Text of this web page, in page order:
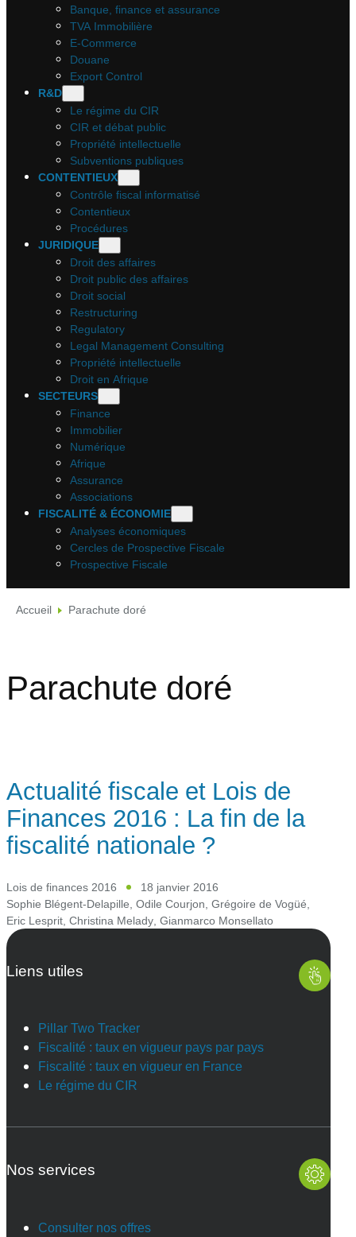
Banque, finance et assurance
TVA Immobilière
E-Commerce
Douane
Export Control
R&D
Le régime du CIR
CIR et débat public
Propriété intellectuelle
Subventions publiques
CONTENTIEUX
Contrôle fiscal informatisé
Contentieux
Procédures
JURIDIQUE
Droit des affaires
Droit public des affaires
Droit social
Restructuring
Regulatory
Legal Management Consulting
Propriété intellectuelle
Droit en Afrique
SECTEURS
Finance
Immobilier
Numérique
Afrique
Assurance
Associations
FISCALITÉ & ÉCONOMIE
Analyses économiques
Cercles de Prospective Fiscale
Prospective Fiscale
Accueil Parachute doré
Parachute doré
Actualité fiscale et Lois de
Finances 2016 : La fin de la
fiscalité nationale ?
Lois de finances 2016
18 janvier 2016
Sophie Blégent-Delapille, Odile Courjon, Grégoire de Vogüé,
Eric Lesprit, Christina Melady, Gianmarco Monsellato
Liens utiles
Pillar Two Tracker
Fiscalité : taux en vigueur pays par pays
Fiscalité : taux en vigueur en France
Le régime du CIR
Nos services
Consulter nos offres